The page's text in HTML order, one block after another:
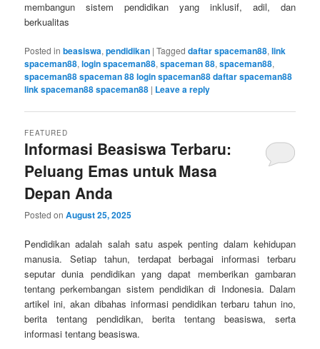
membangun sistem pendidikan yang inklusif, adil, dan
berkualitas
Posted in beasiswa,pendidikan |Tagged daftar spaceman88,link
spaceman88,login spaceman88,spaceman 88,spaceman88,
spaceman88 spaceman 88 login spaceman88 daftar spaceman88
link spaceman88 spaceman88 | Leave a reply
Informasi Beasiswa Terbaru:
Peluang Emas untuk Masa
Depan Anda
FEATURED
Posted onAugust 25, 2025
Pendidikan adalah salah satu aspek penting dalam kehidupan
manusia. Setiap tahun, terdapat berbagai informasi terbaru
seputar dunia pendidikan yang dapat memberikan gambaran
tentang perkembangan sistem pendidikan di Indonesia. Dalam
artikel ini, akan dibahas informasi pendidikan terbaru tahun ino,
berita tentang pendidikan, berita tentang beasiswa, serta
informasi tentang beasiswa.